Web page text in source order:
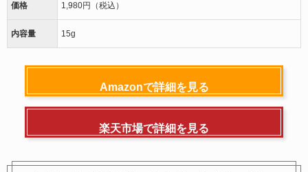
価格 1,980円（税込）
内容量 15g
Amazonで詳細を見る
楽天市場で詳細を見る